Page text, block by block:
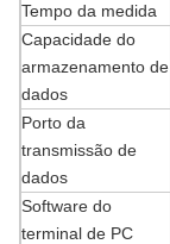
Tempo da medida
Capacidade do
armazenamento de
dados
Porto da
transmissão de
dados
Software do
terminal de PC